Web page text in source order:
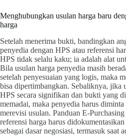
Menghubungkan usulan harga baru
harga
Setelah menerima bukti, bandingkan
penyedia dengan HPS atau referensi
HPS tidak selalu kaku; ia adalah alat
Bila usulan harga penyedia masih
setelah penyesuaian yang logis, maka
bisa dipertimbangkan. Sebaliknya, jika
HPS secara signifikan dan bukti yang
memadai, maka penyedia harus diminta
merevisi usulan. Panduan E-
referensi harga harus
sebagai dasar negosiasi, termasuk saat